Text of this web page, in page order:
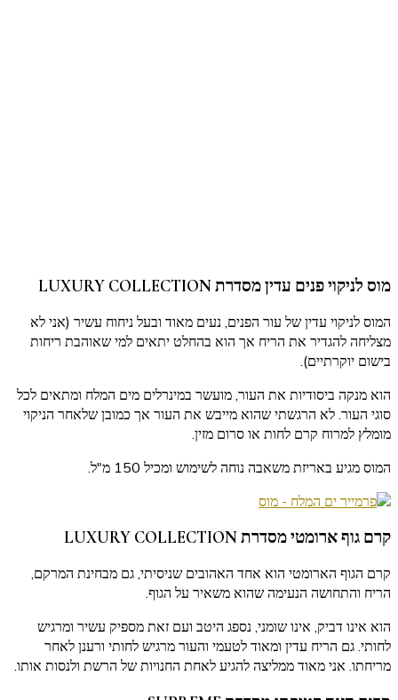
מוס לניקוי פנים עדין מסדרת LUXURY COLLECTION
המוס לניקוי עדין של עור הפנים, נעים מאוד ובעל ניחוח עשיר (אני לא
מצליחה להגדיר את הריח אך הוא בהחלט יתאים למי שאוהבת ריחות
בישום יוקרתיים).
הוא מנקה ביסודיות את העור, מועשר במינרלים מים המלח ומתאים לכל
סוגי העור. לא הרגשתי שהוא מייבש את העור אך כמובן שלאחר הניקוי
מומלץ למרוח קרם לחות או סרום מזין.
המוס מגיע באריזת משאבה נוחה לשימוש ומכיל 150 מ"ל.
קרם גוף ארומטי מסדרת LUXURY COLLECTION
קרם הגוף הארומטי הוא אחד האהובים שניסיתי, גם מבחינת המרקם,
הריח והתחושה הנעימה שהוא משאיר על הגוף.
הוא אינו דביק, אינו שומני, נספג היטב ועם זאת מספיק עשיר ומרגיש
לחותי. גם הריח עדין ומאוד לטעמי והעור מרגיש לחותי ורענן לאחר
מריחתו. אני מאוד ממליצה להגיע לאחת החנויות של הרשת ולנסות אותו.